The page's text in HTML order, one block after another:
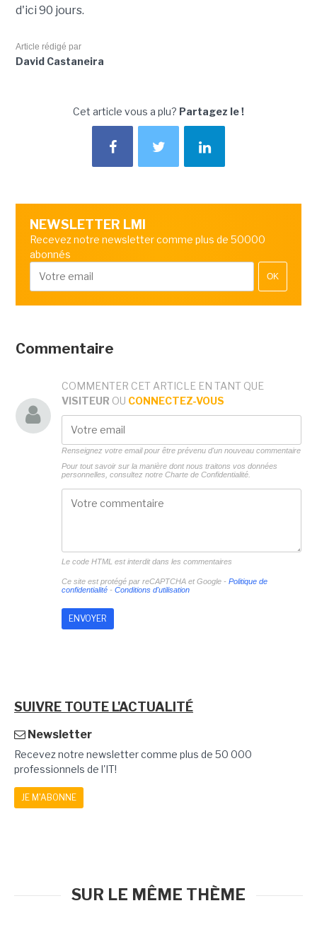
d'ici 90 jours.
Article rédigé par
David Castaneira
Cet article vous a plu? Partagez le !
NEWSLETTER LMI
Recevez notre newsletter comme plus de 50000
abonnés
OK
Commentaire
COMMENTER CET ARTICLE EN TANT QUE
VISITEUR OU CONNECTEZ-VOUS
Renseignez votre email pour être prévenu d'un nouveau commentaire
Pour tout savoir sur la manière dont nous traitons vos données
personnelles, consultez notre Charte de Confidentialité.
Le code HTML est interdit dans les commentaires
Ce site est protégé par reCAPTCHA et Google - Politique de
confidentialité- Conditions d'utilisation
SUIVRE TOUTE L'ACTUALITÉ
Newsletter
Recevez notre newsletter comme plus de 50 000
professionnels de l'IT!
JE M'ABONNE
SUR LE MÊME THÈME